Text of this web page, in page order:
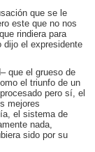
que se le
este que no nos
rindiera para
dijo el expresidente
que el grueso de
el triunfo de un
pero sí, el
mejores
el sistema de
nada,
sido por su